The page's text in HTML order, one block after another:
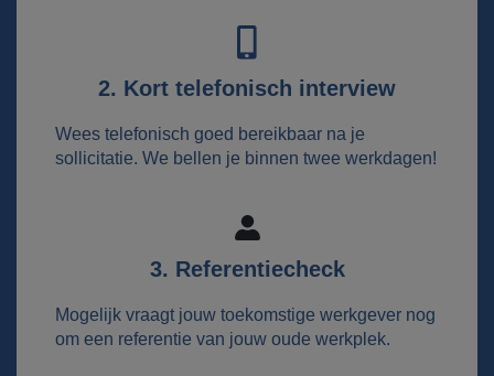
2. Kort telefonisch interview
Wees telefonisch goed bereikbaar na je
sollicitatie. We bellen je binnen twee werkdagen!
3. Referentiecheck
Mogelijk vraagt jouw toekomstige werkgever nog
om een referentie van jouw oude werkplek.